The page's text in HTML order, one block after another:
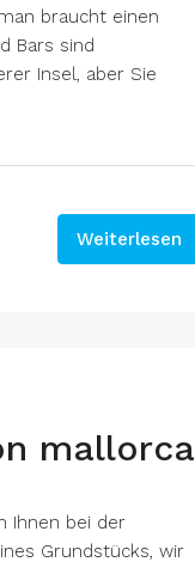
braucht einen
Bars sind
Insel, aber Sie
Weiterlesen
mallorca
Ihnen bei der
Grundstücks, wir